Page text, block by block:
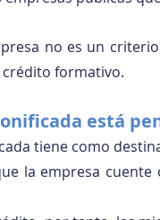
no es un
formativo.
está
tiene como
la empresa